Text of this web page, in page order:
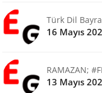
Türk Dil
16 Mayıs
RAMAZAN;
13 Mayıs